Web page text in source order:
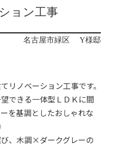
ョン工事
名古屋市緑区 Y様邸
リノベーション工事です。
できる一体型ＬＤＫに間
を基調としたおしゃれな
、木調×ダークグレーの